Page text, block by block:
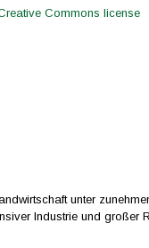
unter
Industrie und großer